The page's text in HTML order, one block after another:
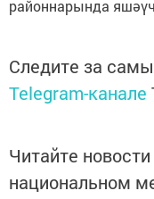
районнарында
Следите за
Telegram-канале
Читайте
национальном